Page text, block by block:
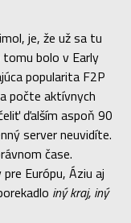
je, že už sa tu
bolo v Early
popularita F2P
počte aktívnych
ďalším aspoň 90
server neuvidíte.
čase.
Európu, Áziu aj
iný kraj, iný